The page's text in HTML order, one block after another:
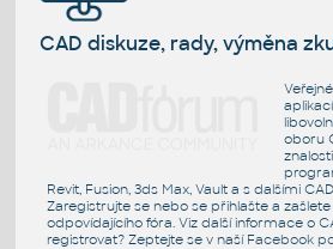
CAD diskuze, rady, výměna
oboru
Revit, Fusion, 3ds Max, Vault a s dalšími
Zaregistrujte se nebo se přihlašte a
odpovídajícího fóra. Viz další informace o
registrovat? Zeptejte se v naší Facebook